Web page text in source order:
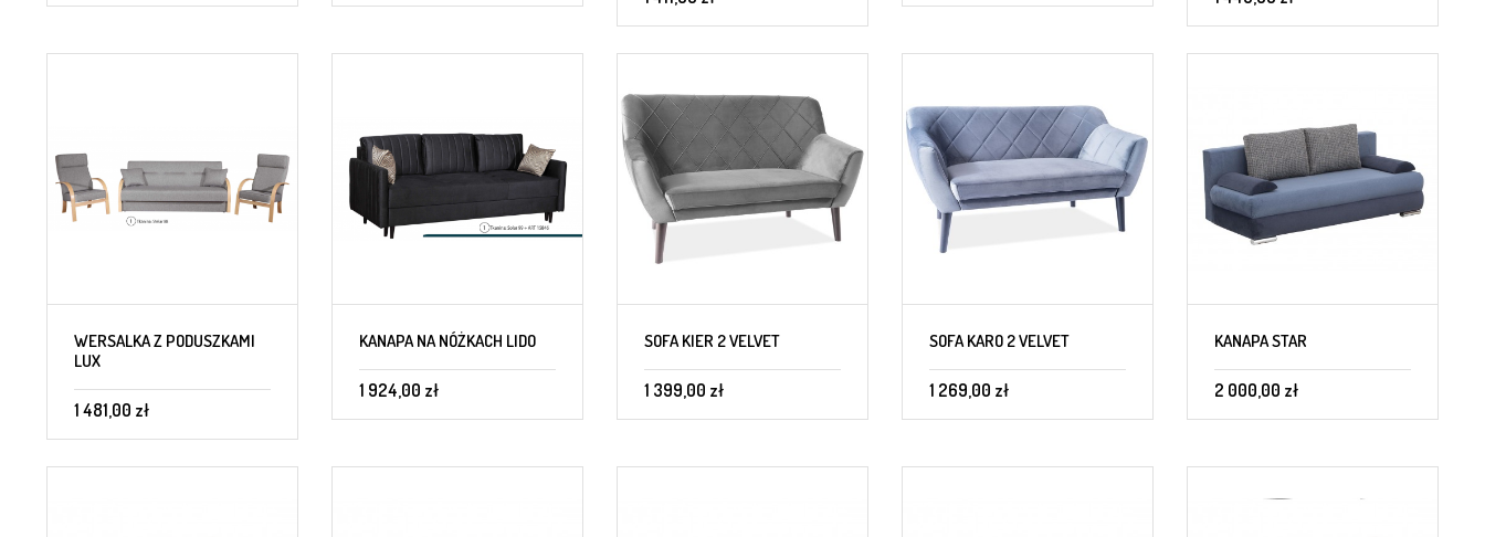
WERSALKA Z PODUSZKAMI
LUX
1 481,00 zł
KANAPA NA NÓŻKACH LIDO
1 924,00 zł
SOFA KIER 2 VELVET
1 399,00 zł
SOFA KARO 2 VELVET
1 269,00 zł
KANAPA STAR
2 000,00 zł